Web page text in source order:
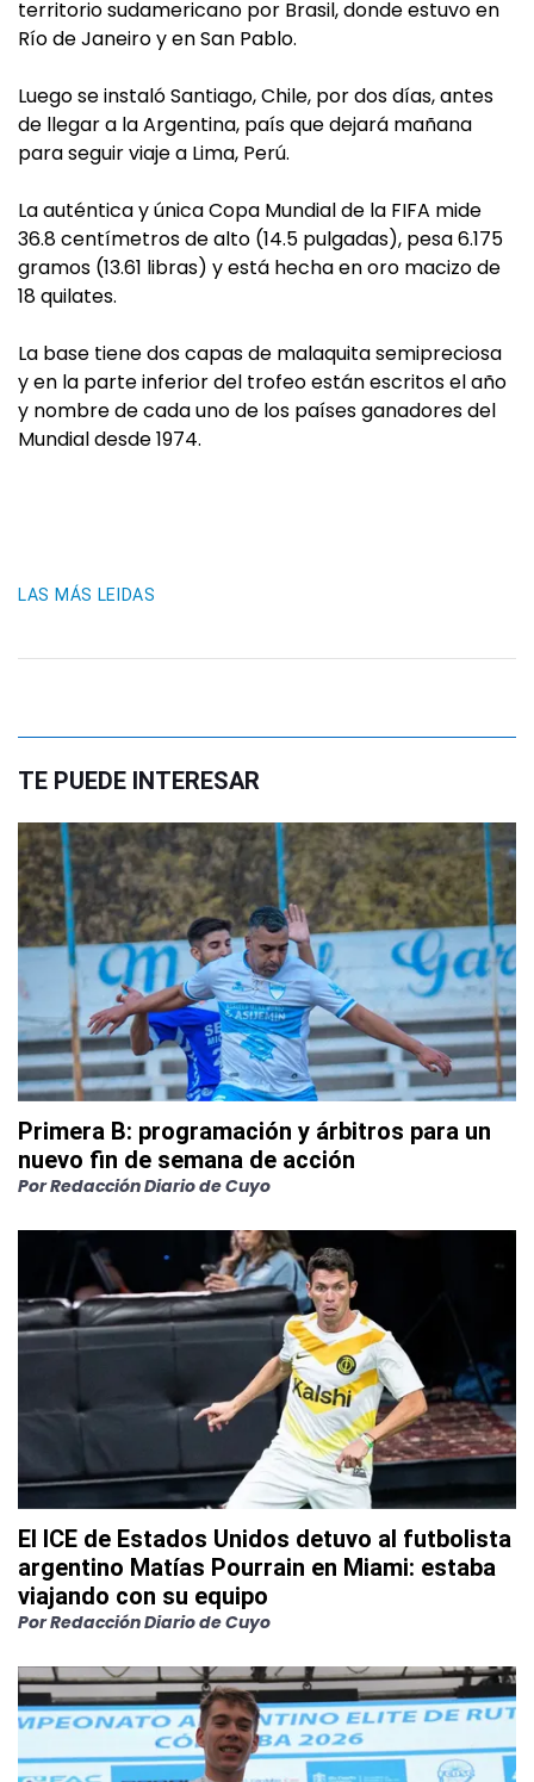
territorio sudamericano por Brasil, donde estuvo en
Río de Janeiro y en San Pablo.
Luego se instaló Santiago, Chile, por dos días, antes
de llegar a la Argentina, país que dejará mañana
para seguir viaje a Lima, Perú.
La auténtica y única Copa Mundial de la FIFA mide
36.8 centímetros de alto (14.5 pulgadas), pesa 6.175
gramos (13.61 libras) y está hecha en oro macizo de
18 quilates.
La base tiene dos capas de malaquita semipreciosa
y en la parte inferior del trofeo están escritos el año
y nombre de cada uno de los países ganadores del
Mundial desde 1974.
LAS MÁS LEIDAS
TE PUEDE INTERESAR
Primera B: programación y árbitros para un
nuevo fin de semana de acción
PorRedacción Diario de Cuyo
El ICE de Estados Unidos detuvo al futbolista
argentino Matías Pourrain en Miami: estaba
viajando con su equipo
PorRedacción Diario de Cuyo